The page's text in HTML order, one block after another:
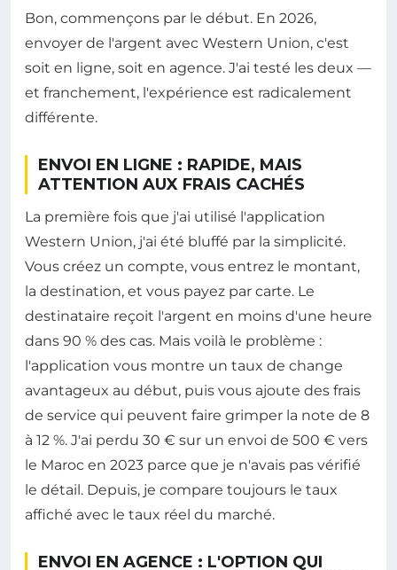
Bon, commençons par le début. En 2026,
envoyer de l'argent avec Western Union, c'est
soit en ligne, soit en agence. J'ai testé les deux —
et franchement, l'expérience est radicalement
différente.
ENVOI EN LIGNE : RAPIDE, MAIS
ATTENTION AUX FRAIS CACHÉS
La première fois que j'ai utilisé l'application
Western Union, j'ai été bluffé par la simplicité.
Vous créez un compte, vous entrez le montant,
la destination, et vous payez par carte. Le
destinataire reçoit l'argent en moins d'une heure
dans 90 % des cas. Mais voilà le problème :
l'application vous montre un taux de change
avantageux au début, puis vous ajoute des frais
de service qui peuvent faire grimper la note de 8
à 12 %. J'ai perdu 30 € sur un envoi de 500 € vers
le Maroc en 2023 parce que je n'avais pas vérifié
le détail. Depuis, je compare toujours le taux
affiché avec le taux réel du marché.
ENVOI EN AGENCE : L'OPTION QUI